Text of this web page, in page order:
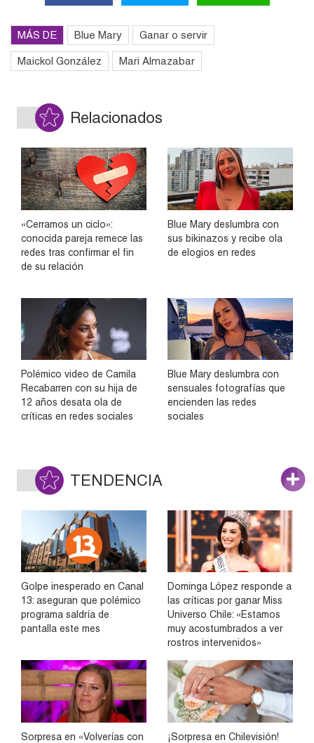
MÁS DE Blue Mary Ganar o servir
Maickol González Mari Almazabar
Relacionados
«Cerramos un ciclo»:
conocida pareja remece las
redes tras confirmar el fin
de su relación
Blue Mary deslumbra con
sus bikinazos y recibe ola
de elogios en redes
Polémico video de Camila
Recabarren con su hija de
12 años desata ola de
críticas en redes sociales
Blue Mary deslumbra con
sensuales fotografías que
encienden las redes
sociales
TENDENCIA
Golpe inesperado en Canal
13: aseguran que polémico
programa saldría de
pantalla este mes
Dominga López responde a
las críticas por ganar Miss
Universo Chile: «Estamos
muy acostumbrados a ver
rostros intervenidos»
Sorpresa en «Volverías con
¡Sorpresa en Chilevisión!